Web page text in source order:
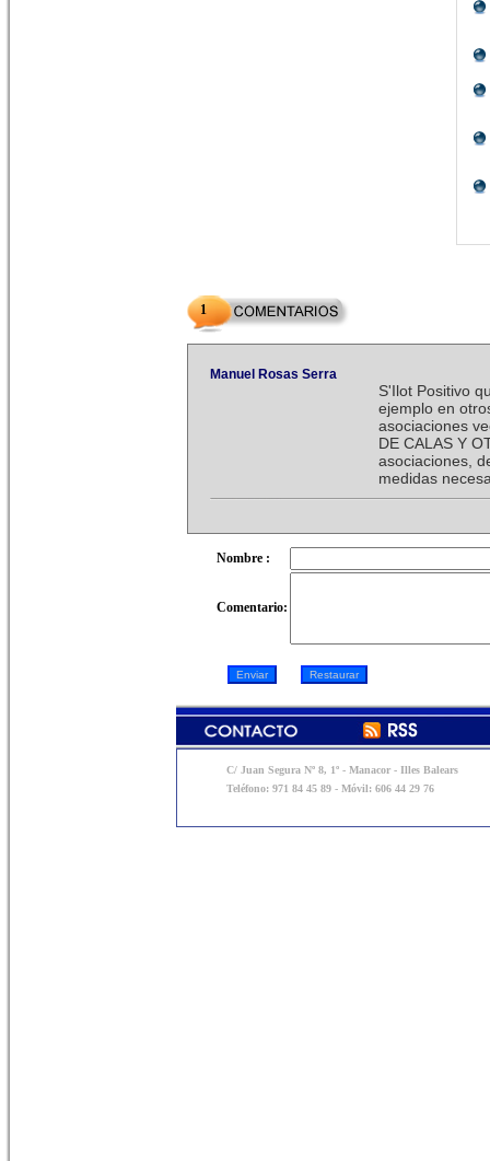
1
Manuel Rosas Serra
S'Ilot Positivo
ejemplo en
asociaciones
DE CALAS Y
asociaciones,
medidas
Nombre :
Comentario:
C/ Juan Segura Nº 8, 1º - Manacor - Illes Balears
Teléfono: 971 84 45 89 - Móvil: 606 44 29 76